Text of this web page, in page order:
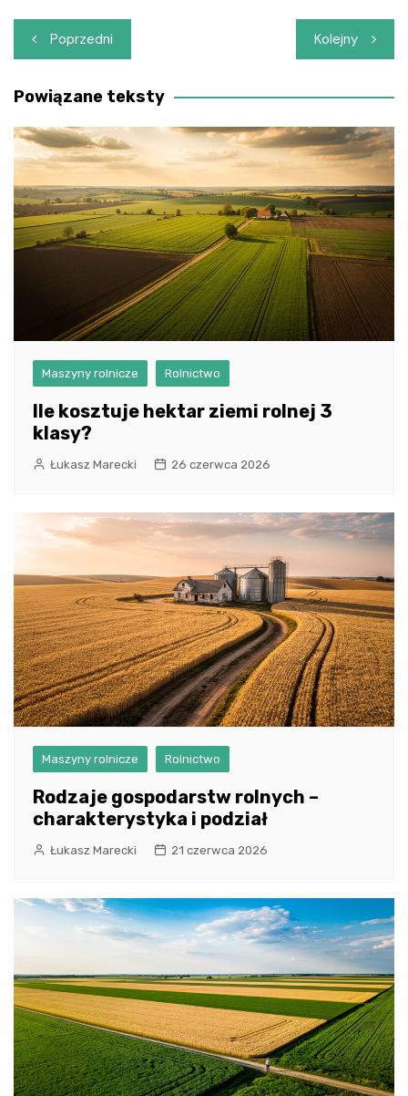
Nawigacja
wpisu
Poprzedni Kolejny
Powiązane teksty
Maszyny rolnicze Rolnictwo
Ile kosztuje hektar ziemi rolnej 3
klasy?
Łukasz Marecki 26 czerwca 2026
Maszyny rolnicze Rolnictwo
Rodzaje gospodarstw rolnych –
charakterystyka i podział
Łukasz Marecki 21 czerwca 2026